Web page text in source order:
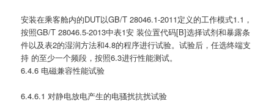
安装在乘客舱内的DUT以GB/T 28046.1-2011定义的工作模式1.1，
按照GB/T 28046.5-2013中表1安 装位置代码[B]选择试剂和暴露条
件以及表2的湿润方法和4.8的程序进行试验。试验后，任选终端支
持 的至少一个频段，按照6.3进行性能测试。
6.4.6 电磁兼容性能试验
6.4.6.1 对静电放电产生的电骚扰抗扰试验